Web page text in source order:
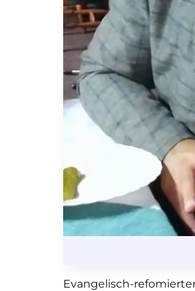
Evangelisch-